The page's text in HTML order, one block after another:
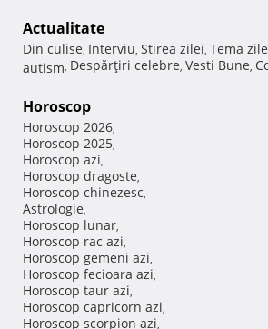
Actualitate
Din culise, Interviu, Stirea zilei, Tema
autism, Despărţiri celebre, Vesti Bune,
Horoscop
Horoscop 2026,
Horoscop 2025,
Horoscop azi,
Horoscop dragoste,
Horoscop chinezesc,
Astrologie,
Horoscop lunar,
Horoscop rac azi,
Horoscop gemeni azi,
Horoscop fecioara azi,
Horoscop taur azi,
Horoscop capricorn azi,
Horoscop scorpion azi,